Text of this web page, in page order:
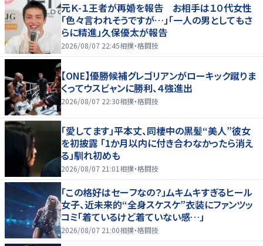
元Ｋ-１王者が再婚を報告 お相手は１０代女性
「色々言われそうですが…」「一人の男としてもさ
らに精進」久保優太が報告
2026/08/07 22:45相撲・格闘技
【ONE】優勝候補グレゴリアンがローキック蹴りま
くってウスビャンに勝利、４強進出
2026/08/07 22:30相撲・格闘技
「愛してます」平本丈、同棲中の黒髪“美人”彼女
を初披露 「1か月以内に付き合わなかったら消え
る」馴れ初めも
2026/08/07 21:01 相撲・格闘技
「この格好はセーフなの？」ムキムキすぎるヒール
女子、近未来的“全身スケスケ”衣装にファンツッ
コミ「着ているけど着ていない感…」
2026/08/07 21:00相撲・格闘技